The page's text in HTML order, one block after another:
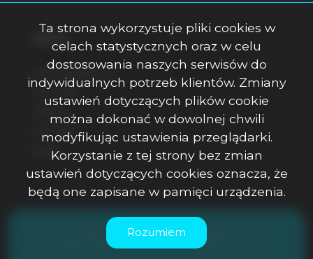
Strona główna
O firmie
Kontakt
Rodo
ASK Office Anna Skwarciak © 2026
Program dla biur nieruchomości
Galactica Virgo
Ta strona wykorzystuje pliki cookies w
celach statystycznych oraz w celu
dostosowania naszych serwisów do
indywidualnych potrzeb klientów. Zmiany
ustawień dotyczących plików cookie
można dokonać w dowolnej chwili
modyfikując ustawienia przeglądarki.
Korzystanie z tej strony bez zmian
ustawień dotyczących cookies oznacza, że
będą one zapisane w pamięci urządzenia.
Rozumiem